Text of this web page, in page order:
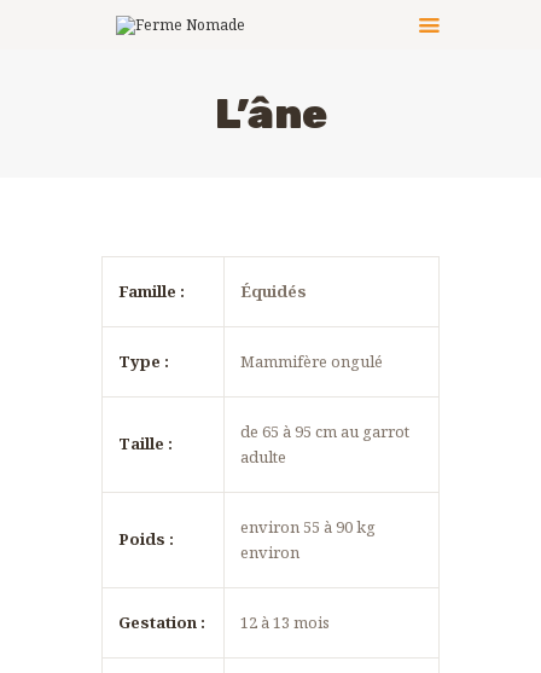
L’âne
LES ANIMATEURS
LES ANIMAUX
PHOTOS
NOUS CONTACTER
Famille : Équidés
Type : Mammifère ongulé
Taille :
de 65 à 95 cm au garrot
adulte
Poids :
environ 55 à 90 kg
environ
Gestation : 12 à 13 mois